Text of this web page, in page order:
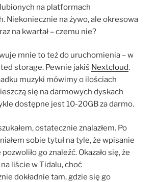
na platformach
Niekoniecznie na żywo, ale okresowa
na kwartał – czemu nie?
mnie to też do uruchomienia – w
storage. Pewnie jakiś Nextcloud.
muzyki mówimy o ilościach
się na darmowych dyskach
dostępne jest 10-20GB za darmo.
ostatecznie znalazłem. Po
sobie tytuł na tyle, że wpisanie
go znaleźć. Okazało się, że
liście w Tidalu, choć
dokładnie tam, gdzie się go